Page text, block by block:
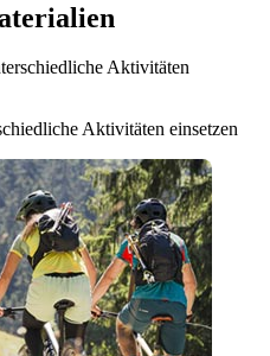
Aktivitäten
Aktivitäten einsetzen